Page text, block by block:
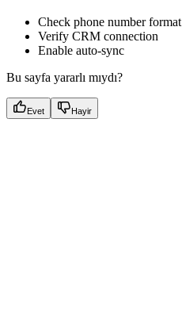
Check phone number format
Verify CRM connection
Enable auto-sync
Bu sayfa yararlı mıydı?
Evet Hayir